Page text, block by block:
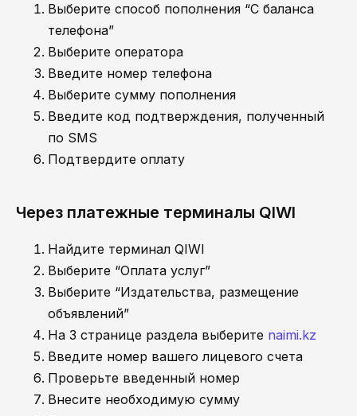
Выберите способ пополнения “С баланса
телефона”
Выберите оператора
Введите номер телефона
Выберите сумму пополнения
Введите код подтверждения, полученный
по SMS
Подтвердите оплату
Через платежные терминалы QIWI
Найдите терминал QIWI
Выберите “Оплата услуг”
Выберите “Издательства, размещение
объявлений”
На 3 странице раздела выберите naimi.kz
Введите номер вашего лицевого счета
Проверьте введенный номер
Внесите необходимую сумму